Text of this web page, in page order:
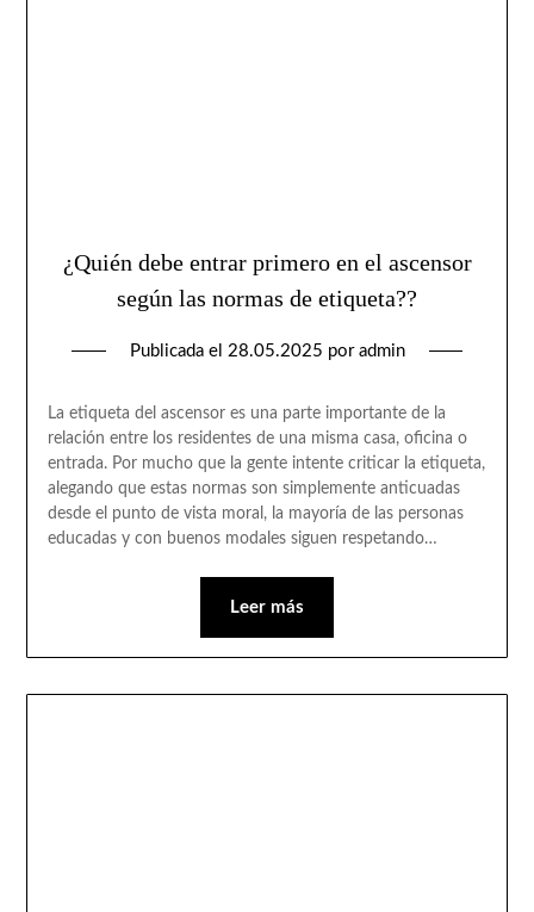
¿Quién debe entrar primero en el ascensor
según las normas de etiqueta??
Publicada el 28.05.2025 por admin
La etiqueta del ascensor es una parte importante de la
relación entre los residentes de una misma casa, oficina o
entrada. Por mucho que la gente intente criticar la etiqueta,
alegando que estas normas son simplemente anticuadas
desde el punto de vista moral, la mayoría de las personas
educadas y con buenos modales siguen respetando…
Leer más